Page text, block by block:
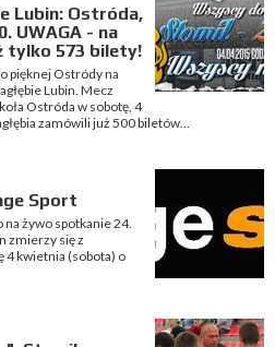
Lubin: Ostróda,
UWAGA - na
tylko 573 bilety!
pięknej Ostródy na
Lubin. Mecz
Ostróda w sobotę, 4
zamówili już 500 biletów...
Sport
żywo spotkanie 24.
zmierzy się z
4 kwietnia (sobota) o